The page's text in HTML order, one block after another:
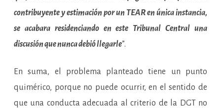
contribuyente y estimación por un TEAR en única instancia,
se acabara residenciando en este Tribunal Central una
discusión que nunca debió llegarle”.
En suma, el problema planteado tiene un punto
quimérico, porque no puede ocurrir, en el sentido de
que una conducta adecuada al criterio de la DGT no